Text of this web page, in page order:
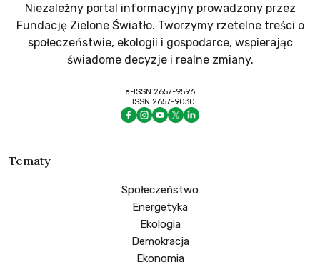
Niezależny portal informacyjny prowadzony przez
Fundację Zielone Światło. Tworzymy rzetelne treści o
społeczeństwie, ekologii i gospodarce, wspierając
świadome decyzje i realne zmiany.
e-ISSN 2657-9596
ISSN 2657-9030
Tematy
Społeczeństwo
Energetyka
Ekologia
Demokracja
Ekonomia